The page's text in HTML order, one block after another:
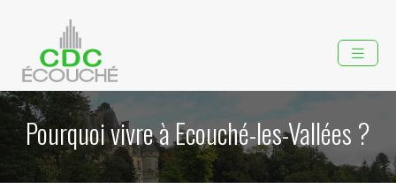
Pourquoi vivre à Ecouché-les-Vallées ?